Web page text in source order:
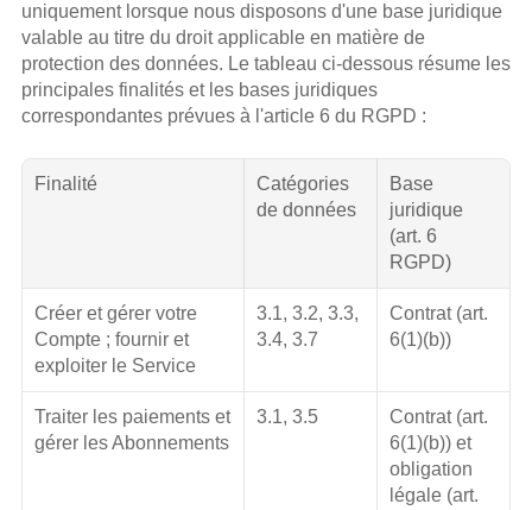
uniquement lorsque nous disposons d'une base juridique
valable au titre du droit applicable en matière de
protection des données. Le tableau ci-dessous résume les
principales finalités et les bases juridiques
correspondantes prévues à l'article 6 du RGPD :
Finalité
Catégories
de données
Base
juridique
(art. 6
RGPD)
Créer et gérer votre
Compte ; fournir et
exploiter le Service
3.1, 3.2, 3.3,
3.4, 3.7
Contrat (art.
6(1)(b))
Traiter les paiements et
gérer les Abonnements
3.1, 3.5
Contrat (art.
6(1)(b)) et
obligation
légale (art.